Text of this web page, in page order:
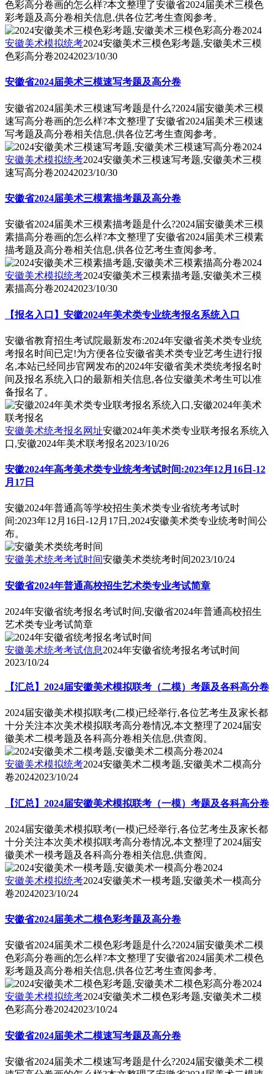
色彩高分卷画的怎么样?本文整理了安徽省2024届美术三模色
彩考题及高分卷相关信息,供各位艺考生查阅参考。
安徽美术模拟统考2024安徽美术三模色彩考题,安徽美术三模
色彩高分卷20242023/10/30
安徽省2024届美术三模速写考题及高分卷
安徽省2024届美术三模速写考题是什么?2024届安徽美术三模
速写高分卷画的怎么样?本文整理了安徽省2024届美术三模速
写考题及高分卷相关信息,供各位艺考生查阅参考。
安徽美术模拟统考2024安徽美术三模速写考题,安徽美术三模
速写高分卷20242023/10/30
安徽省2024届美术三模素描考题及高分卷
安徽省2024届美术三模素描考题是什么?2024届安徽美术三模
素描高分卷画的怎么样?本文整理了安徽省2024届美术三模素
描考题及高分卷相关信息,供各位艺考生查阅参考。
安徽美术模拟统考2024安徽美术三模素描考题,安徽美术三模
素描高分卷20242023/10/30
【报名入口】安徽2024年美术类专业统考报名系统入口
安徽省教育招生考试院最新发布:2024年安徽省美术类专业统
考报名时间已定!为方便各位安徽省美术类专业艺考生进行报
名,本站已经同步官网发布的2024年安徽省美术类统考报名时
间及报名系统入口的最新相关信息,各位安徽美术考生可以准
备报名了。
安徽美术统考报名网址安徽2024年美术类专业联考报名系统入
口,安徽2024年美术联考报名2023/10/26
安徽2024年高考美术类专业统考考试时间:2023年12月16日-12
月17日
安徽2024年普通高等学校招生美术类专业省统考考试时
间:2023年12月16日-12月17日,2024安徽美术类专业统考时间公
布。
安徽美术统考考试时间安徽美术类统考时间2023/10/24
安徽省2024年普通高校招生艺术类专业考试简章
2024年安徽省统考报名考试时间,安徽省2024年普通高校招生
艺术类专业考试简章
安徽美术统考考试信息2024年安徽省统考报名考试时间
2023/10/24
【汇总】2024届安徽美术模拟联考（二模）考题及各科高分卷
2024届安徽美术模拟联考(二模)已经举行,各位艺考生及家长都
十分关注本次美术模拟联考高分卷情况,本文整理了2024届安
徽美术二模考题及各科高分卷相关信息,供查阅。
安徽美术模拟统考2024安徽美术二模考题,安徽美术二模高分
卷20242023/10/24
【汇总】2024届安徽美术模拟联考（一模）考题及各科高分卷
2024届安徽美术模拟联考(一模)已经举行,各位艺考生及家长都
十分关注本次美术模拟联考高分卷情况,本文整理了2024届安
徽美术一模考题及各科高分卷相关信息,供查阅。
安徽美术模拟统考2024安徽美术一模考题,安徽美术一模高分
卷20242023/10/24
安徽省2024届美术二模色彩考题及高分卷
安徽省2024届美术二模色彩考题是什么?2024届安徽美术二模
色彩高分卷画的怎么样?本文整理了安徽省2024届美术二模色
彩考题及高分卷相关信息,供各位艺考生查阅参考。
安徽美术模拟统考2024安徽美术二模色彩考题,安徽美术二模
色彩高分卷20242023/10/24
安徽省2024届美术二模速写考题及高分卷
安徽省2024届美术二模速写考题是什么?2024届安徽美术二模